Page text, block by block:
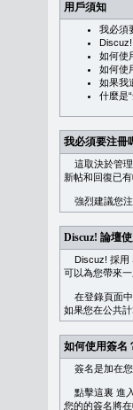
用戶須知
我必須
如何使
如何使
如果我
什麼是
我必須要注冊
這取決於管理
新帖和回復已
強烈建議您注
Discuz! 論壇
Discuz! 採用
可以為您帶來
在登錄頁面中
如果您在公共
如何使用簽名
簽名是加在您
點擊這裏 進
您的的簽名將在